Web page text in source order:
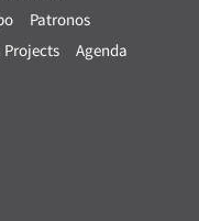
Patronos
Projects
Agenda